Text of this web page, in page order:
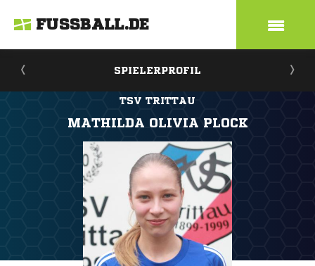
FUSSBALL.DE
SPIELERPROFIL
TSV TRITTAU
MATHILDA OLIVIA PLOCK